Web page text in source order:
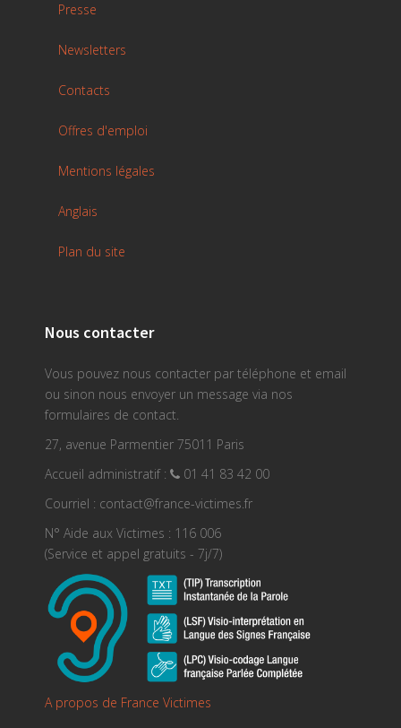
Presse
Newsletters
Contacts
Offres d'emploi
Mentions légales
Anglais
Plan du site
Nous contacter
Vous pouvez nous contacter par téléphone et email
ou sinon nous envoyer un message via nos
formulaires de contact.
27, avenue Parmentier 75011 Paris
Accueil administratif :
01 41 83 42 00
Courriel : contact@france-victimes.fr
N° Aide aux Victimes : 116 006
(Service et appel gratuits - 7j/7)
A propos de France Victimes